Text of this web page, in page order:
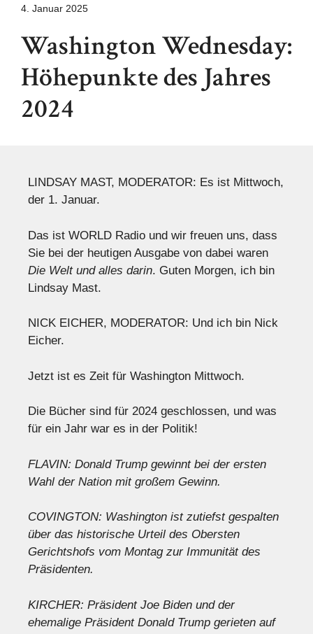
4. Januar 2025
Washington Wednesday:
Höhepunkte des Jahres
2024
LINDSAY MAST, MODERATOR: Es ist Mittwoch,
der 1. Januar.
Das ist WORLD Radio und wir freuen uns, dass
Sie bei der heutigen Ausgabe von dabei waren
Die Welt und alles darin. Guten Morgen, ich bin
Lindsay Mast.
NICK EICHER, MODERATOR: Und ich bin Nick
Eicher.
Jetzt ist es Zeit für Washington Mittwoch.
Die Bücher sind für 2024 geschlossen, und was
für ein Jahr war es in der Politik!
FLAVIN: Donald Trump gewinnt bei der ersten
Wahl der Nation mit großem Gewinn.
COVINGTON: Washington ist zutiefst gespalten
über das historische Urteil des Obersten
Gerichtshofs vom Montag zur Immunität des
Präsidenten.
KIRCHER: Präsident Joe Biden und der
ehemalige Präsident Donald Trump gerieten auf